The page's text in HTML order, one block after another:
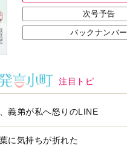
次号予告
バックナンバー
注目トピ
義弟が私へ怒りのLINE
に気持ちが折れた